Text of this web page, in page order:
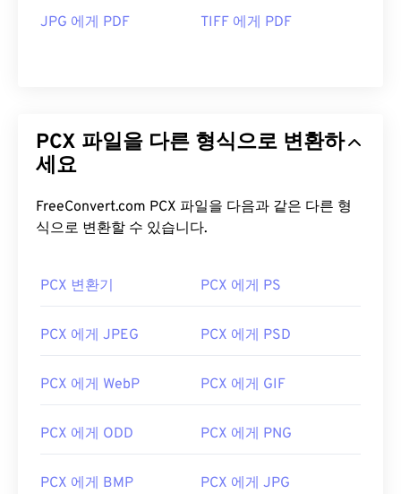
JPG 에게 PDF TIFF 에게 PDF
PCX 파일을 다른 형식으로 변환하
세요
FreeConvert.com PCX 파일을 다음과 같은 다른 형
식으로 변환할 수 있습니다.
PCX 변환기 PCX 에게 PS
PCX 에게 JPEG PCX 에게 PSD
PCX 에게 WebP PCX 에게 GIF
PCX 에게 ODD PCX 에게 PNG
PCX 에게 BMP PCX 에게 JPG